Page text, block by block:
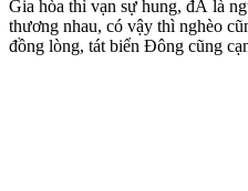
Gia hòa thì vạn sự hung, đÃ là
thương nhau, có vậy thì nghèo
đồng lòng, tát biển Đông cũng